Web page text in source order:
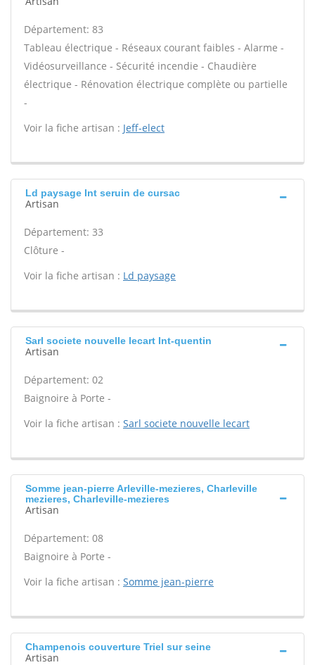
Département: 83
Tableau électrique - Réseaux courant faibles - Alarme -
Vidéosurveillance - Sécurité incendie - Chaudière
électrique - Rénovation électrique complète ou partielle
-
Voir la fiche artisan : Jeff-elect
Ld paysage Int seruin de cursac
Artisan
Département: 33
Clôture -
Voir la fiche artisan : Ld paysage
Sarl societe nouvelle lecart Int-quentin
Artisan
Département: 02
Baignoire à Porte -
Voir la fiche artisan : Sarl societe nouvelle lecart
Somme jean-pierre Arleville-mezieres, Charleville
mezieres, Charleville-mezieres
Artisan
Département: 08
Baignoire à Porte -
Voir la fiche artisan : Somme jean-pierre
Champenois couverture Triel sur seine
Artisan